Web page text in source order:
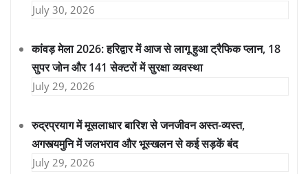
July 30, 2026
कांवड़ मेला 2026: हरिद्वार में आज से लागू हुआ ट्रैफिक प्लान, 18
सुपर जोन और 141 सेक्टरों में सुरक्षा व्यवस्था
July 29, 2026
रुद्रप्रयाग में मूसलाधार बारिश से जनजीवन अस्त-व्यस्त,
अगस्त्यमुनि में जलभराव और भूस्खलन से कई सड़कें बंद
July 29, 2026